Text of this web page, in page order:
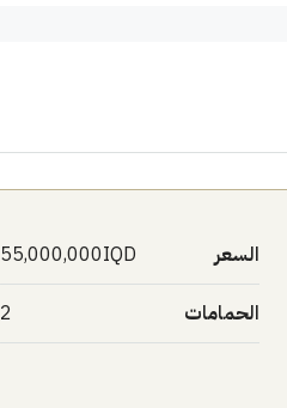
السعر 55,000,000IQD
الحمامات 2